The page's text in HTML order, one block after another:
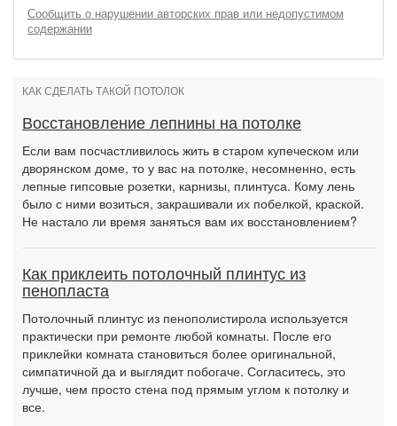
Сообщить о нарушении авторских прав или недопустимом
содержании
КАК СДЕЛАТЬ ТАКОЙ ПОТОЛОК
Восстановление лепнины на потолке
Если вам посчастливилось жить в старом купеческом или
дворянском доме, то у вас на потолке, несомненно, есть
лепные гипсовые розетки, карнизы, плинтуса. Кому лень
было с ними возиться, закрашивали их побелкой, краской.
Не настало ли время заняться вам их восстановлением?
Как приклеить потолочный плинтус из
пенопласта
Потолочный плинтус из пенополистирола используется
практически при ремонте любой комнаты. После его
приклейки комната становиться более оригинальной,
симпатичной да и выглядит побогаче. Согласитесь, это
лучше, чем просто стена под прямым углом к потолку и
все.